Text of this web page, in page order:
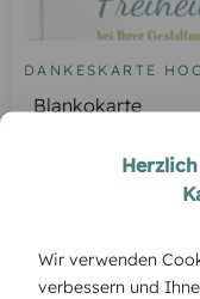
DANKESKARTE
Blankokarte
Wir verwenden
verbessern und